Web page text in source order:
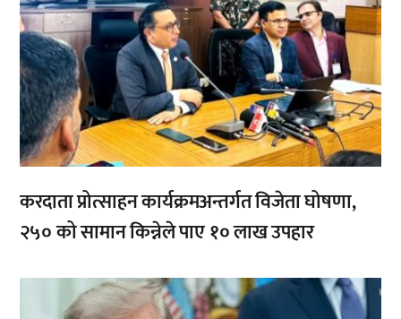
करदाता प्रोत्साहन कार्यक्रमअन्तर्गत विजेता घोषणा,
२५० को सामान किन्नेले पाए १० लाख उपहार